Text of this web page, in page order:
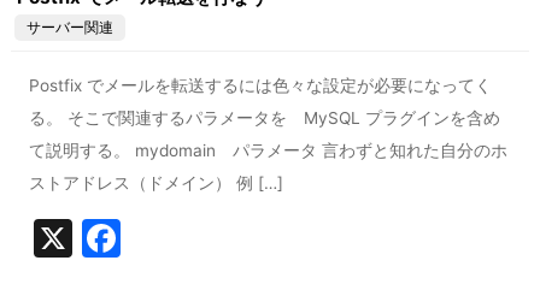
o
サーバー関連
Postfix でメールを転送するには色々な設定が必要になってく
る。 そこで関連するパラメータを MySQL プラグインを含め
て説明する。 mydomain パラメータ 言わずと知れた自分のホ
ストアドレス（ドメイン） 例 […]
X F